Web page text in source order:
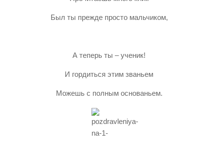
Был ты прежде просто мальчиком,
А теперь ты – ученик!
И гордиться этим званьем
Можешь с полным основаньем.